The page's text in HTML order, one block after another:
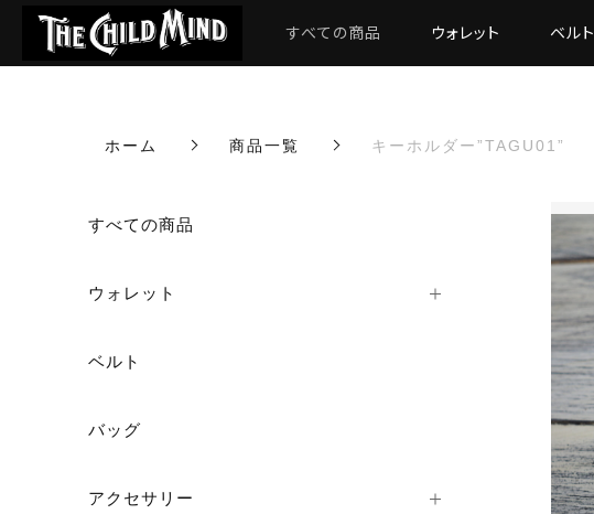
すべての商品 ウォレット ベルト
ホーム 商品一覧 キーホルダー”TAGU01”
すべての商品
ウォレット
ベルト
バッグ
アクセサリー
カートに商品を追加しました